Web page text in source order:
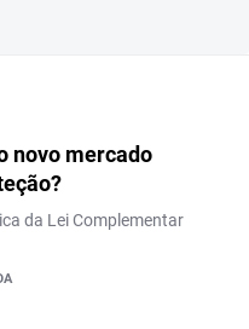
novo mercado
da Lei Complementar